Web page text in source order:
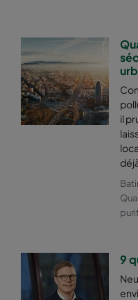
2550 592x287x370-8
2550 287x592x370-4
2550
2550 592x490x600-6
2550 490x592x600-5
2550 592x287x600-6
2550 287x592x600-3
il
9